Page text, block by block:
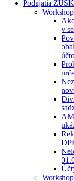
Podujatia ZÚSK
v